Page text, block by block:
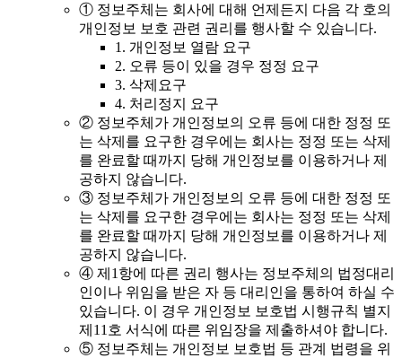
① 정보주체는 회사에 대해 언제든지 다음 각 호의
개인정보 보호 관련 권리를 행사할 수 있습니다.
1. 개인정보 열람 요구
2. 오류 등이 있을 경우 정정 요구
3. 삭제요구
4. 처리정지 요구
② 정보주체가 개인정보의 오류 등에 대한 정정 또
는 삭제를 요구한 경우에는 회사는 정정 또는 삭제
를 완료할 때까지 당해 개인정보를 이용하거나 제
공하지 않습니다.
③ 정보주체가 개인정보의 오류 등에 대한 정정 또
는 삭제를 요구한 경우에는 회사는 정정 또는 삭제
를 완료할 때까지 당해 개인정보를 이용하거나 제
공하지 않습니다.
④ 제1항에 따른 권리 행사는 정보주체의 법정대리
인이나 위임을 받은 자 등 대리인을 통하여 하실 수
있습니다. 이 경우 개인정보 보호법 시행규칙 별지
제11호 서식에 따른 위임장을 제출하셔야 합니다.
⑤ 정보주체는 개인정보 보호법 등 관계 법령을 위